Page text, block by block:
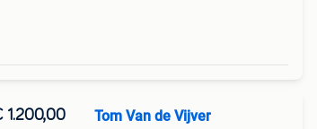
1.200,00 Tom Van de Vijver